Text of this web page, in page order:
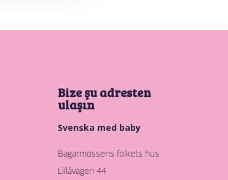
Bize şu adresten
ulaşın
Svenska med baby
Bagarmossens folkets hus
Lillåvägen 44